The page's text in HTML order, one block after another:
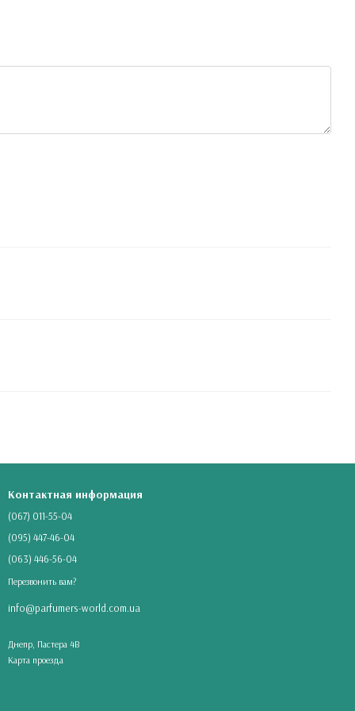
Контактная информация
(067) 011-55-04
(095) 447-46-04
(063) 446-56-04
Перезвонить вам?
info@parfumers-world.com.ua
Днепр, Пастера 4В
Карта проезда